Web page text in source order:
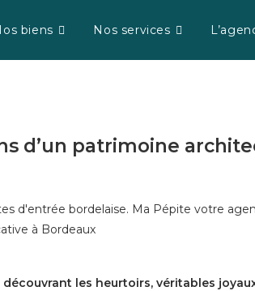
biens Nos services
d’un patrimoine
les heurtoirs, véritables